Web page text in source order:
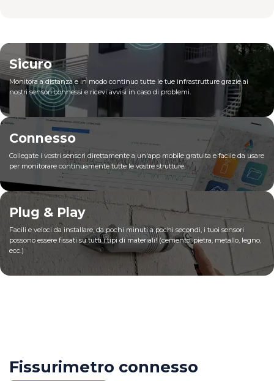
Sicuro
Monitora a distanza e in modo continuo tutte le tue infrastrutture grazie ai
nostri sensori connessi e ricevi avvisi in caso di problemi.
Connesso
Collegate i vostri sensori direttamente a un'app mobile gratuita e facile da usare
per monitorare continuamente tutte le vostre strutture.
Plug & Play
Facili e veloci da installare, da pochi minuti a pochi secondi, i tuoi sensori
possono essere fissati su tutti i tipi di materiali! (cemento, pietra, metallo, legno,
ecc.)
Fissurimetro connesso